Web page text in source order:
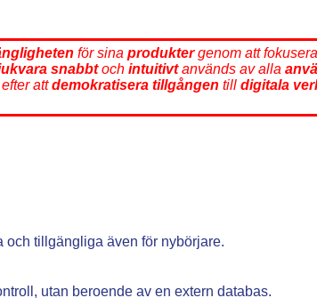
för sina produktergenom att
snabbtoch intuitivtanvänds av alla
attdemokratisera tillgången till digitala
och tillgängliga även för nybörjare.
utan beroende av en extern databas.